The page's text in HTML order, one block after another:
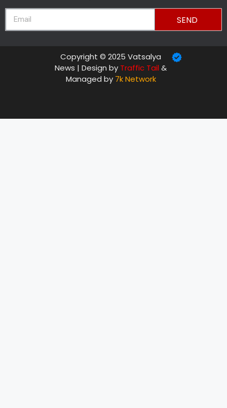
SEND
Copyright © 2025 Vatsalya
News | Design by Traffic Tail&
Managed by 7k Network